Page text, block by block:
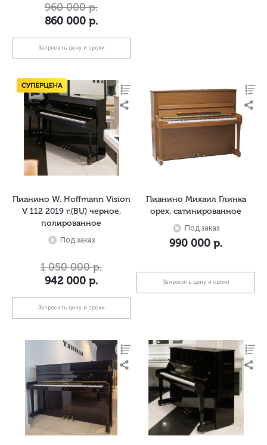
860 000 р.
960 000р.
Запросить цену и сроки
Пианино W. Hoffmann Vision
V 112 2019 г.(BU) черное,
полированное
Под заказ
942 000 р.
1 050 000р.
Запросить цену и сроки
Пианино Михаил Глинка
орех, сатинированное
Под заказ
990 000 р.
Запросить цену и сроки